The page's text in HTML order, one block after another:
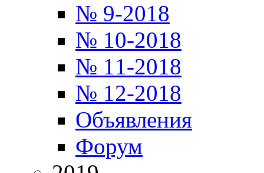
№ 9-2018
№ 10-2018
№ 11-2018
№ 12-2018
Объявления
Форум